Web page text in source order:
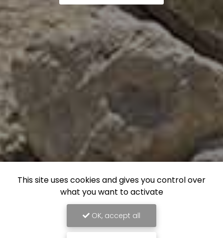
This site uses cookies and gives you control over
what you want to activate
OK, accept all